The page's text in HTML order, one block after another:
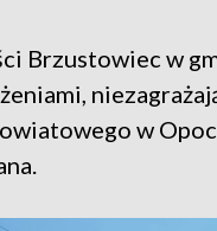
Brzustowiec w
w